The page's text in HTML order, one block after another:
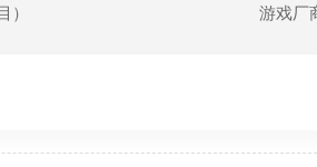
汇单词分类记录、六级词汇分频强化
考研英语5500真题词汇》《考研词汇
汇。
）
游戏厂